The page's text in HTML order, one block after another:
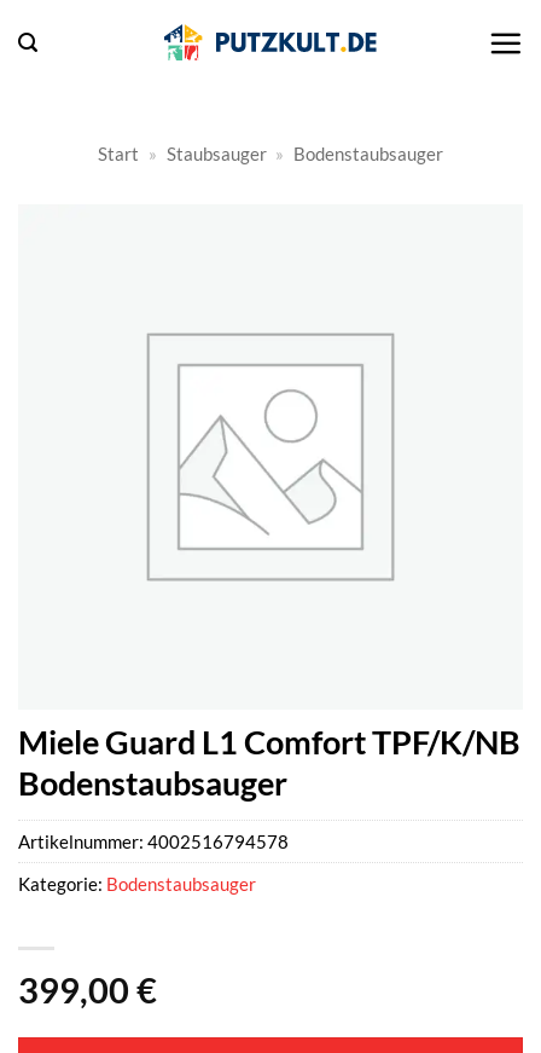
Inhalt
Start » Staubsauger » Bodenstaubsauger
Miele Guard L1 Comfort TPF/K/NB
Bodenstaubsauger
399,00 €
Artikelnummer: 4002516794578
Kategorie: Bodenstaubsauger